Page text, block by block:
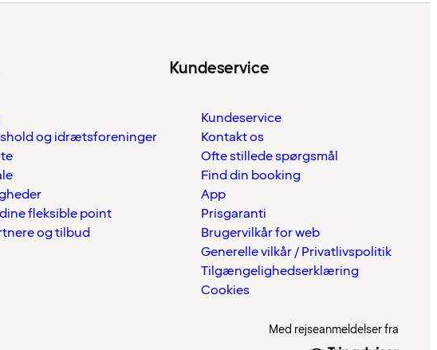
og idrætsforeninger
fleksible point
og tilbud
Kundeservice
Kundeservice
Kontakt os
Ofte stillede spørgsmål
Find din booking
App
Prisgaranti
Brugervilkår for web
Generelle vilkår / Privatlivspolitik
Tilgængelighedserklæring
Cookies
Med rejseanmeldelser fra